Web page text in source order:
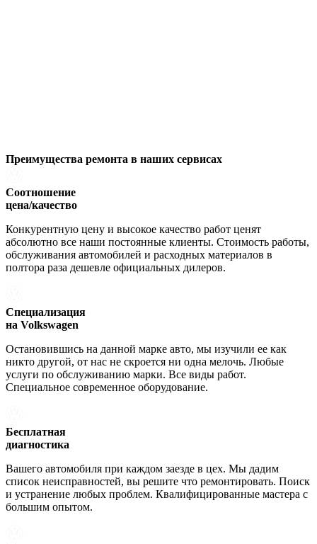
Преимущества ремонта в наших сервисах
Соотношение
цена/качество
Конкурентную цену и высокое качество работ ценят
абсолютно все наши постоянные клиенты. Стоимость работы,
обслуживания автомобилей и расходных материалов в
полтора раза дешевле официальных дилеров.
Специализация
на Volkswagen
Остановившись на данной марке авто, мы изучили ее как
никто другой, от нас не скроется ни одна мелочь. Любые
услуги по обслуживанию марки. Все виды работ.
Специальное современное оборудование.
Бесплатная
диагностика
Вашего автомобиля при каждом заезде в цех. Мы дадим
список неисправностей, вы решите что ремонтировать. Поиск
и устранение любых проблем. Квалифицированные мастера с
большим опытом.